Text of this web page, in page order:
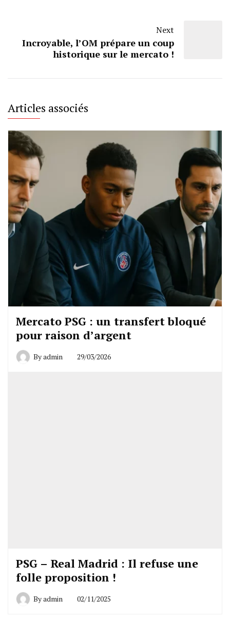
Next
Incroyable, l’OM prépare un coup
historique sur le mercato !
Articles associés
Mercato PSG : un transfert bloqué
pour raison d’argent
Byadmin 29/03/2026
PSG – Real Madrid : Il refuse une
folle proposition !
Byadmin 02/11/2025